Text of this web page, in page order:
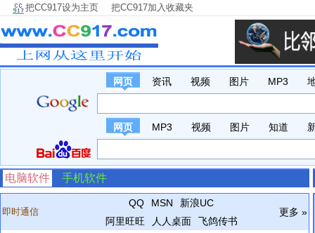
把CC917设为主页 把CC917加入收藏夹
网页 资讯 视频 图片 MP3
网页 MP3 视频 图片 知道
电脑软件 手机软件
即时通信
QQ MSN
新浪UC
阿里旺旺
人人桌面 飞鸽传书
更多 »